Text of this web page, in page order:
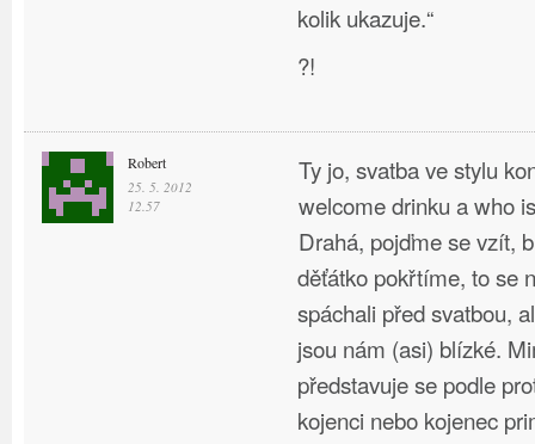
kolik ukazuje.“
?!
Robert
25. 5. 2012
12.57
Ty jo, svatba ve stylu
welcome drinku a who
Drahá, pojďme se vzít,
děťátko pokřtíme, to se
spáchali před svatbou,
jsou nám (asi) blízké.
představuje se podle
kojenci nebo kojenec